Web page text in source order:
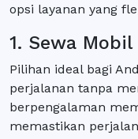
opsi layanan yang
1. Sewa
Pilihan ideal bagi
perjalanan tanpa
berpengalaman
memastikan